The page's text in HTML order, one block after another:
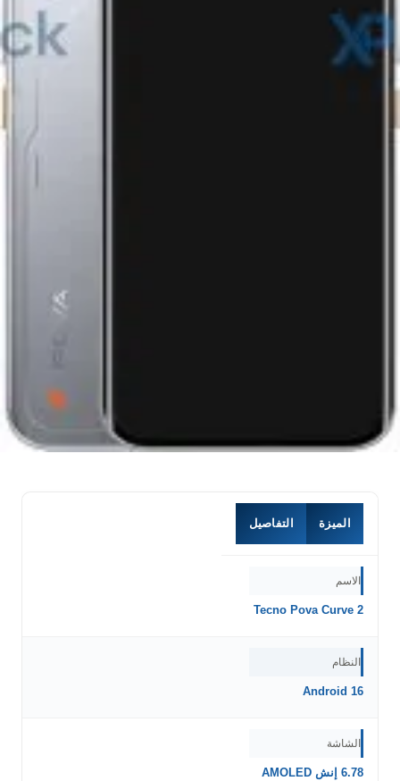
الميزة التفاصيل
الاسم
Tecno Pova Curve 2
النظام
Android 16
الشاشة
6.78 إنش AMOLED